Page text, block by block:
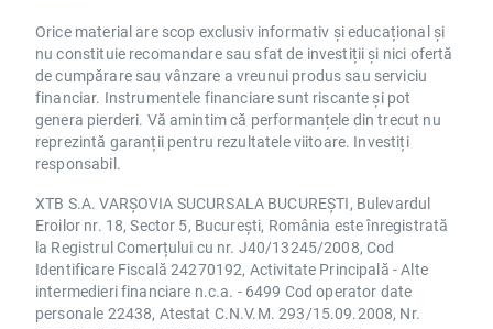
Orice material are scop exclusiv informativ și educațional și
nu constituie recomandare sau sfat de investiții și nici ofertă
de cumpărare sau vânzare a vreunui produs sau serviciu
financiar. Instrumentele financiare sunt riscante și pot
genera pierderi. Vă amintim că performanțele din trecut nu
reprezintă garanții pentru rezultatele viitoare. Investiți
responsabil.
XTB S.A. VARȘOVIA SUCURSALA BUCUREȘTI, Bulevardul
Eroilor nr. 18, Sector 5, București, România este înregistrată
la Registrul Comerțului cu nr. J40/13245/2008, Cod
Identificare Fiscală 24270192, Activitate Principală - Alte
intermedieri financiare n.c.a. - 6499 Cod operator date
personale 22438, Atestat C.N.V.M. 293/15.09.2008, Nr.